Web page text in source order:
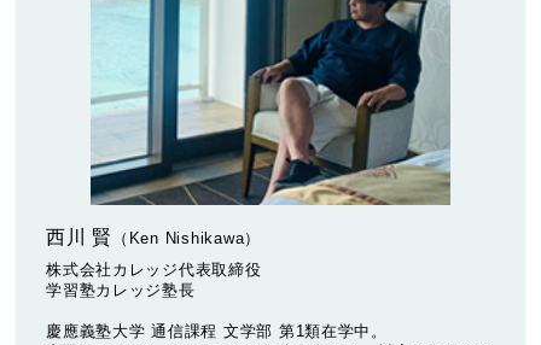
西川 賢
（Ken Nishikawa）
株式会社カレッジ代表取締役
学習塾カレッジ塾長
慶應義塾大学 通信課程 文学部 第1類在学中。